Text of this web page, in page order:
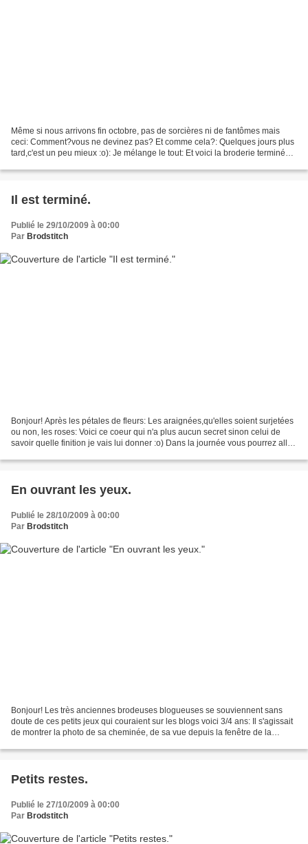
Même si nous arrivons fin octobre, pas de sorcières ni de fantômes mais
ceci: Comment?vous ne devinez pas? Et comme cela?: Quelques jours plus
tard,c'est un peu mieux :o): Je mélange le tout: Et voici la broderie terminée:
Il est terminé.
Publié le 29/10/2009 à 00:00
Par Brodstitch
Bonjour! Après les pétales de fleurs: Les araignées,qu'elles soient surjetées
ou non, les roses: Voici ce coeur qui n'a plus aucun secret sinon celui de
savoir quelle finition je vais lui donner :o) Dans la journée vous pourrez aller
En ouvrant les yeux.
Publié le 28/10/2009 à 00:00
Par Brodstitch
Bonjour! Les très anciennes brodeuses blogueuses se souviennent sans
doute de ces petits jeux qui couraient sur les blogs voici 3/4 ans: Il s'agissait
de montrer la photo de sa cheminée, de sa vue depuis la fenêtre de la
Petits restes.
Publié le 27/10/2009 à 00:00
Par Brodstitch